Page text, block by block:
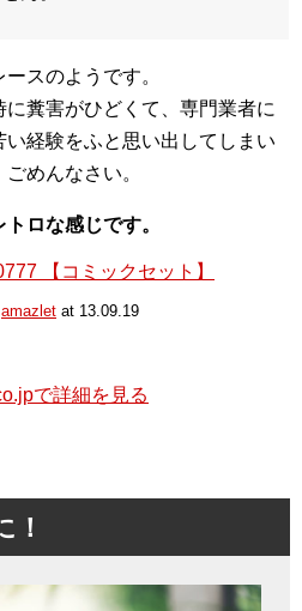
スのようです。
糞害がひどくて、専門業者に
経験をふと思い出してしまい
めんなさい。
ロな感じです。
【コミックセット】
amazlet at 13.09.19
で詳細を見る
！